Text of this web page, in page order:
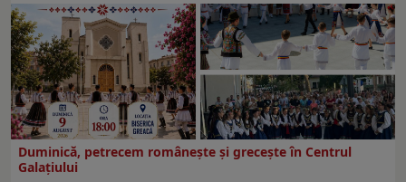
Duminică, petrecem româneşte şi greceşte în Centrul
Galaţiului